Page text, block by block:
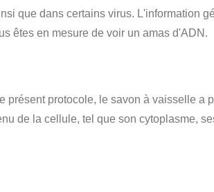
que dans certains virus. L'information
êtes en mesure de voir un amas d'ADN.
protocole, le savon à vaisselle a
de la cellule, tel que son cytoplasme,